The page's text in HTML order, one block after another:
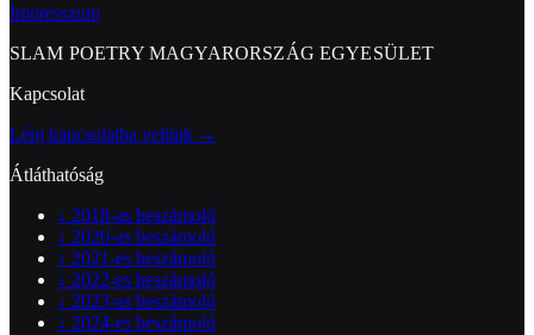
Impresszum
SLAM POETRY MAGYARORSZÁG EGYESÜLET
Kapcsolat
Lépj kapcsolatba velünk →
Átláthatóság
↓ 2018-as beszámoló
↓ 2020-as beszámoló
↓ 2021-es beszámoló
↓ 2022-es beszámoló
↓ 2023-as beszámoló
↓ 2024-es beszámoló